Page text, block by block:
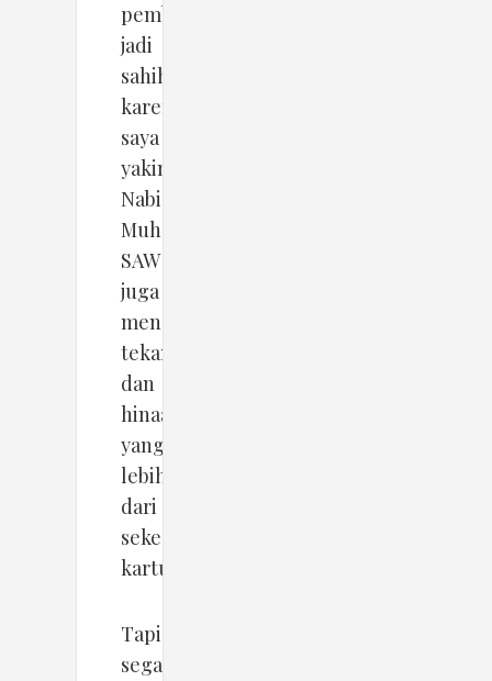
pembunuhannya
jadi
sahih
karena
saya
yakin
Nabi
Muhammad
SAW
juga
menghadapi
tekanan
dan
hinaan
yang
lebih
dari
sekedar
kartun.
Tapi
segala